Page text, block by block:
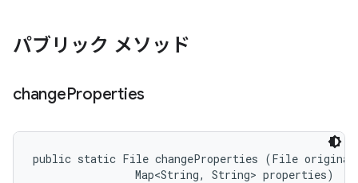
パブリック メソッド
changeProperties
public static File changeProperties (File
                Map<String, String> properties)